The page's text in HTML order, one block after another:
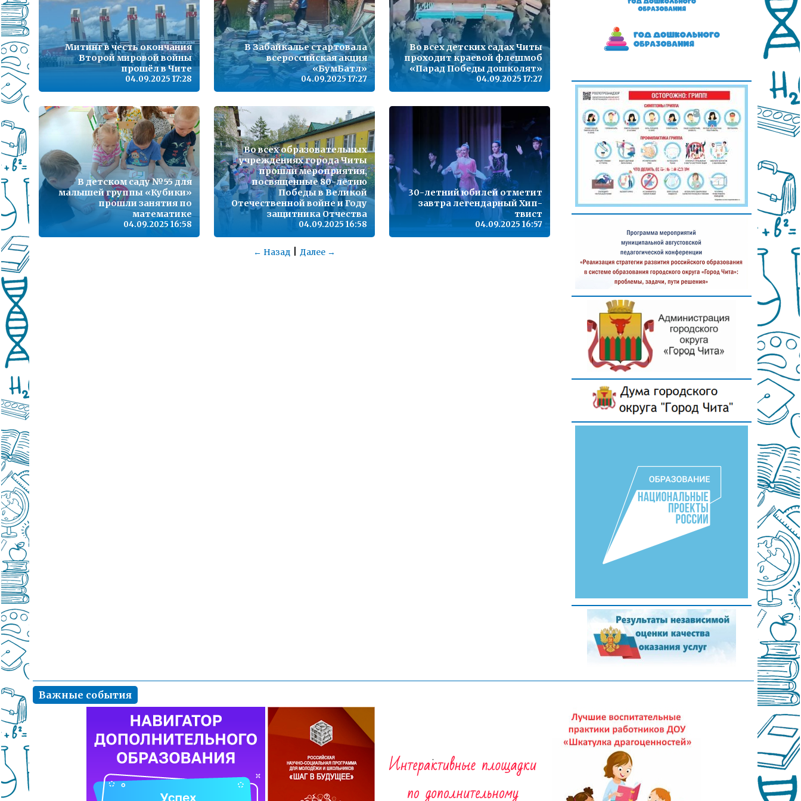
Митинг в честь окончания
Второй мировой войны
прошёл в Чите
04.09.2025 17:28
В Забайкалье стартовала
всероссийская акция
«БумБатл»
04.09.2025 17:27
Во всех детских садах Читы
проходит краевой флешмоб
«Парад Победы дошколят»
04.09.2025 17:27
В детском саду №55 для
малышей группы «Кубики»
прошли занятия по
математике
04.09.2025 16:58
Во всех образовательных
учреждениях города Читы
прошли мероприятия,
посвященные 80-летию
Победы в Великой
Отечественной войне и Году
защитника Отчества
04.09.2025 16:58
30-летний юбилей отметит
завтра легендарный Хип-
твист
04.09.2025 16:57
← Назад Далее →
Важные события